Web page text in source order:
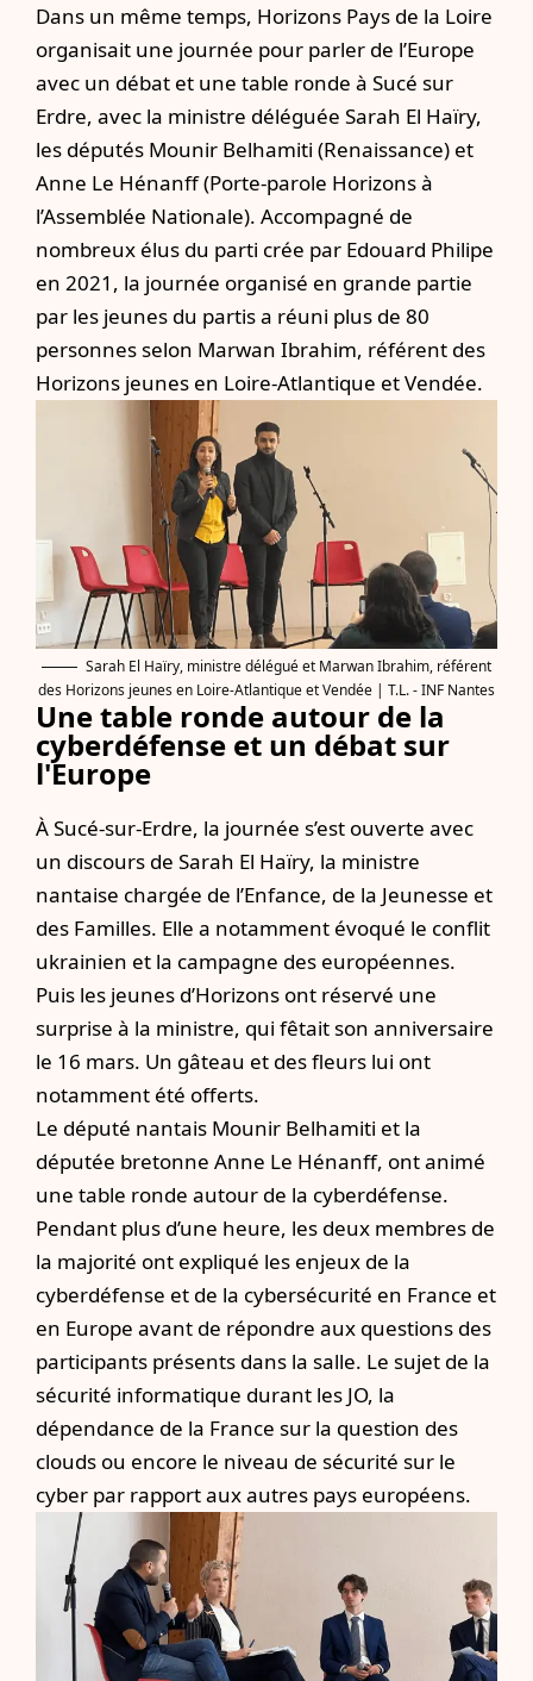
Dans un même temps, Horizons Pays de la Loire
organisait une journée pour parler de l’Europe
avec un débat et une table ronde à Sucé sur
Erdre, avec la ministre déléguée Sarah El Haïry,
les députés Mounir Belhamiti (Renaissance) et
Anne Le Hénanff (Porte-parole Horizons à
l’Assemblée Nationale). Accompagné de
nombreux élus du parti crée par Edouard Philipe
en 2021, la journée organisé en grande partie
par les jeunes du partis a réuni plus de 80
personnes selon Marwan Ibrahim, référent des
Horizons jeunes en Loire-Atlantique et Vendée.
Sarah El Haïry, ministre délégué et Marwan Ibrahim, référent
des Horizons jeunes en Loire-Atlantique et Vendée | T.L. - INF Nantes
Une table ronde autour de la
cyberdéfense et un débat sur
l'Europe
À Sucé-sur-Erdre, la journée s’est ouverte avec
un discours de Sarah El Haïry, la ministre
nantaise chargée de l’Enfance, de la Jeunesse et
des Familles. Elle a notamment évoqué le conflit
ukrainien et la campagne des européennes.
Puis les jeunes d’Horizons ont réservé une
surprise à la ministre, qui fêtait son anniversaire
le 16 mars. Un gâteau et des fleurs lui ont
notamment été offerts.
Le député nantais Mounir Belhamiti et la
députée bretonne Anne Le Hénanff, ont animé
une table ronde autour de la cyberdéfense.
Pendant plus d’une heure, les deux membres de
la majorité ont expliqué les enjeux de la
cyberdéfense et de la cybersécurité en France et
en Europe avant de répondre aux questions des
participants présents dans la salle. Le sujet de la
sécurité informatique durant les JO, la
dépendance de la France sur la question des
clouds ou encore le niveau de sécurité sur le
cyber par rapport aux autres pays européens.